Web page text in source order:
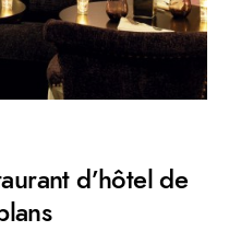
d’hôtel de